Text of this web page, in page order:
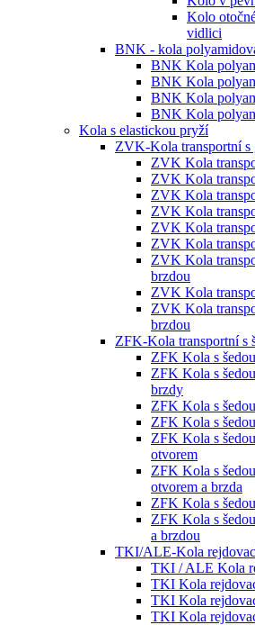
Kolo
vidlici
BNK - kola
BNK Kola
BNK Kola
BNK Kola
BNK Kola
Kola s elastickou pryží
ZVK-Kola transportní s
ZVK Kola
ZVK Kola
ZVK Kola
ZVK Kola
ZVK Kola
ZVK Kola
ZVK Kola
brzdou
ZVK Kola
ZVK Kola
brzdou
ZFK-Kola transportní s
ZFK Kola s
ZFK Kola s
brzdy
ZFK Kola s
ZFK Kola s
ZFK Kola s
otvorem
ZFK Kola s
otvorem a brzda
ZFK Kola s
ZFK Kola s
a brzdou
TKI/ALE-Kola
TKI / ALE Kola
TKI Kola
TKI Kola
TKI Kola